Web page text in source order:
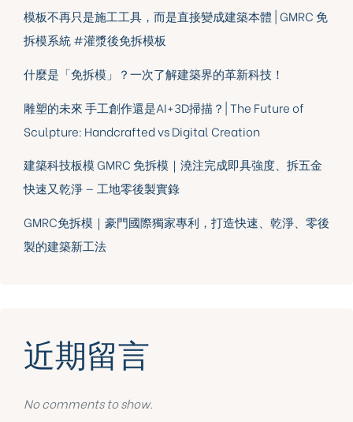
模板不再只是施工工具，而是直接變成建築本體 | GMRC 免
拆模系統 #灌漿後免拆模板
什麼是「免拆模」？一次了解建築界的革新科技！
雕塑的未來 手工創作還是AI+3D掃描？| The Future of
Sculpture: Handcrafted vs Digital Creation
建築科技板模 GMRC 免拆模｜澆注完成即具強度、拆五金
快速又乾淨 — 工地零後製實錄
GMRC免拆模｜豪門國際獨家專利，打造快速、乾淨、零後
製的建築新工法
近期留言
No comments to show.